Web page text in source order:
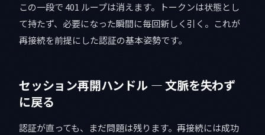
この一段で 401 ループは消えます。トークンは状態とし
て持たず、必要になった瞬間に毎回新しく引く。これが
再接続を前提にした認証の基本姿勢です。
セッション再開ハンドル — 文脈を失わず
に戻る
認証が直っても、まだ問題は残ります。再接続には成功